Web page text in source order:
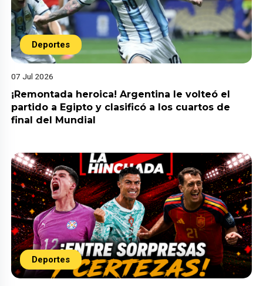
Deportes
07 Jul 2026
¡Remontada heroica! Argentina le volteó el
partido a Egipto y clasificó a los cuartos de
final del Mundial
Deportes